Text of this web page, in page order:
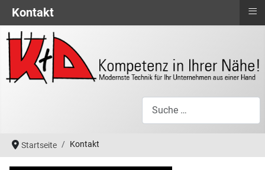
Startseite Kontakt
Kontakt ≡